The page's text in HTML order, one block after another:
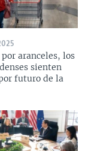
aranceles, los
sienten
futuro de la